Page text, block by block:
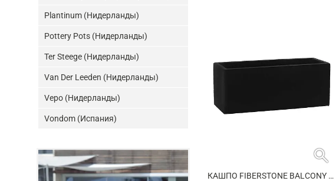
search
КАШПО FIBERSTONE BALCONY S BLACK
Plantinum (Нидерланды)
Pottery Pots (Нидерланды)
Ter Steege (Нидерланды)
Van Der Leeden (Нидерланды)
Vepo (Нидерланды)
Vondom (Испания)